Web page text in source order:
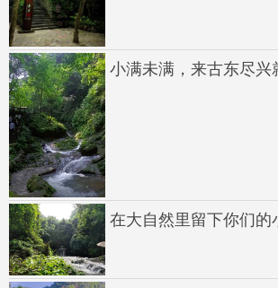
小满未满，来古东尽兴
在大自然里留下你们的